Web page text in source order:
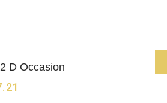
D Occasion